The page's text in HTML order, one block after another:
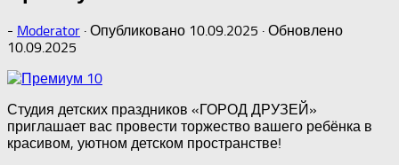
- Moderator · Опубликовано 10.09.2025 · Обновлено
10.09.2025
Студия детских праздников «ГОРОД ДРУЗЕЙ»
приглашает вас провести торжество вашего ребёнка в
красивом, уютном детском пространстве!